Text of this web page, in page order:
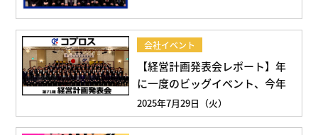
会社イベント
【経営計画発表会レポート】年
に一度のビッグイベント、今年
も開催されました！
2025年7月29日（火）